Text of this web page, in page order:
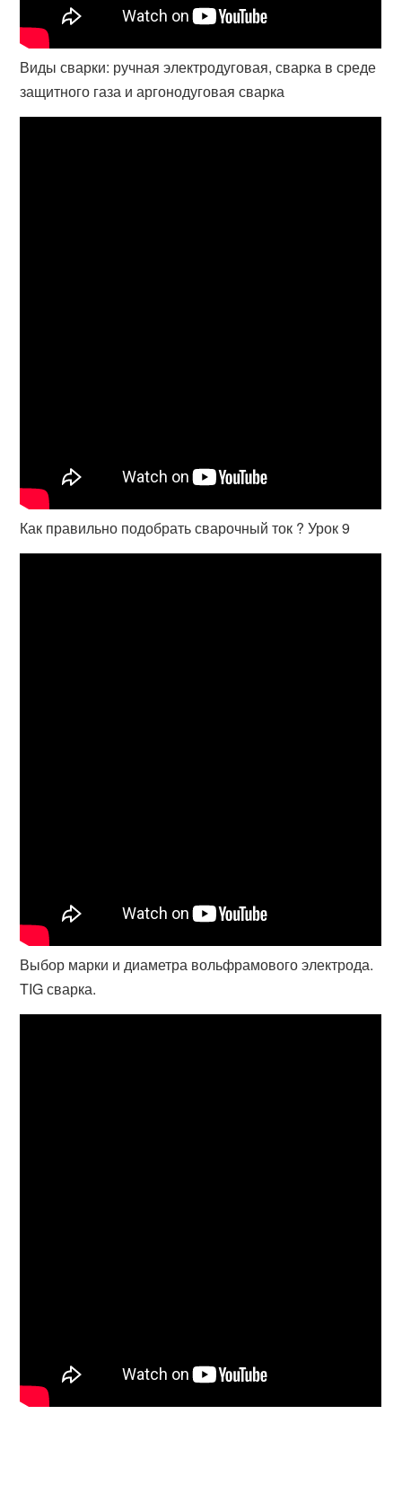
Виды сварки: ручная электродуговая, сварка в среде
защитного газа и аргонодуговая сварка
Как правильно подобрать сварочный ток ? Урок 9
Выбор марки и диаметра вольфрамового электрода.
TIG сварка.